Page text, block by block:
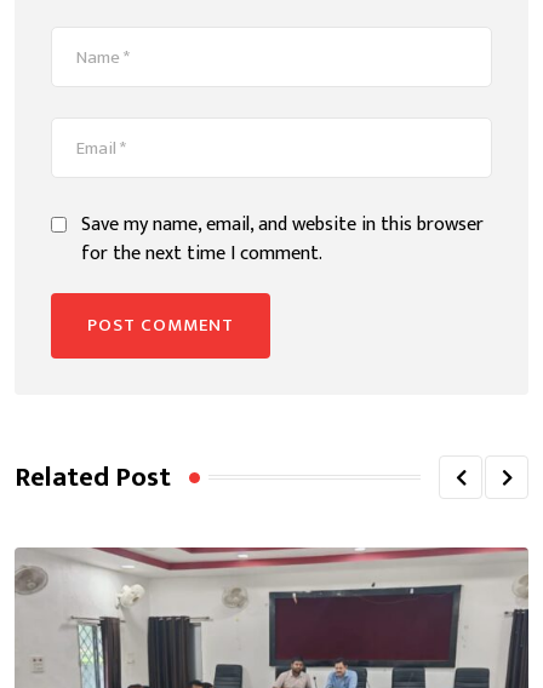
Save my name, email, and website in this browser
for the next time I comment.
Related Post